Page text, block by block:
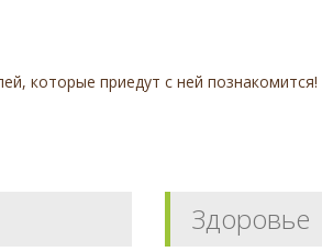
которые приедут с ней познакомится!
Здоровье